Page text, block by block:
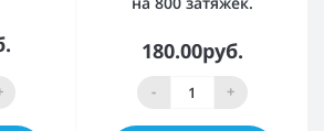
180.00руб.
- +